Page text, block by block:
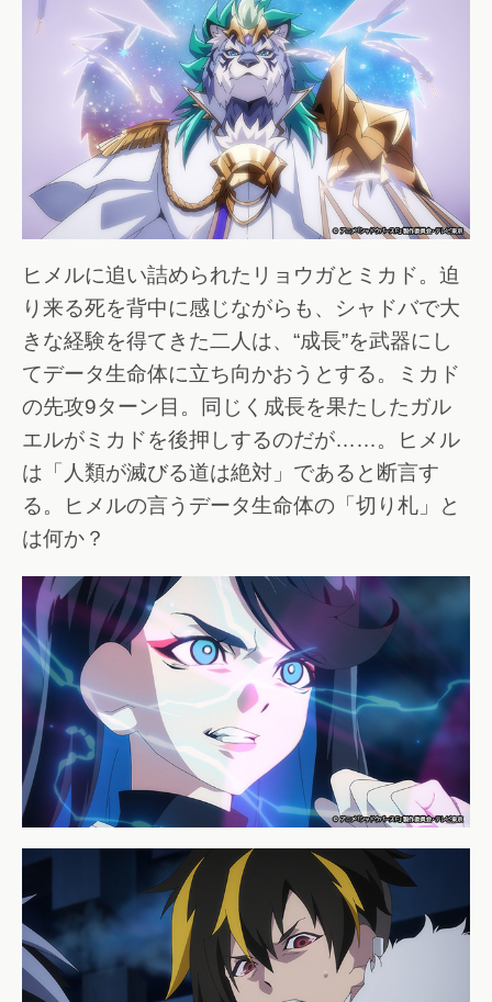
ヒメルに追い詰められたリョウガとミカド。迫
り来る死を背中に感じながらも、シャドバで大
きな経験を得てきた二人は、“成長”を武器にし
てデータ生命体に立ち向かおうとする。ミカド
の先攻9ターン目。同じく成長を果たしたガル
エルがミカドを後押しするのだが……。ヒメル
は「人類が滅びる道は絶対」であると断言す
る。ヒメルの言うデータ生命体の「切り札」と
は何か？